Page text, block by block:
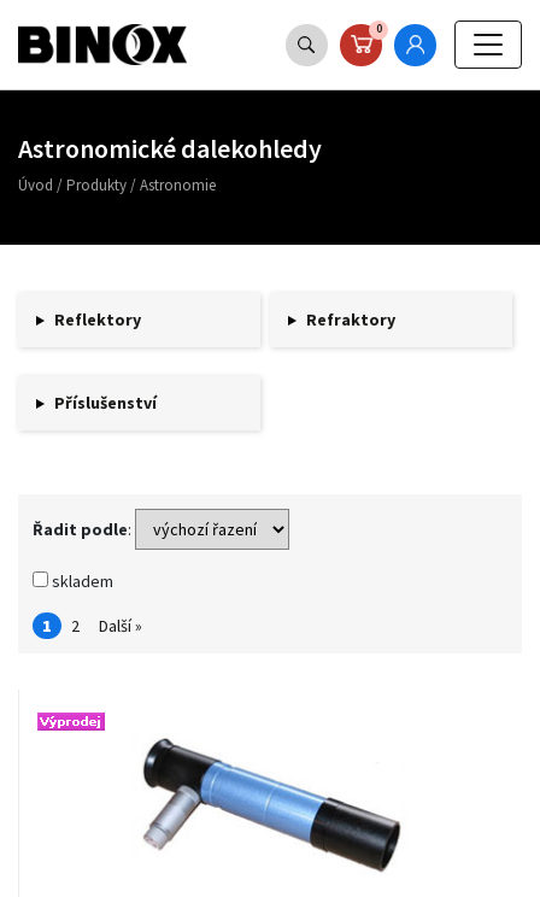
0
Astronomické dalekohledy
Úvod / Produkty/Astronomie
Reflektory Refraktory
Příslušenství
Řadit podle:
skladem
1 2 Další »